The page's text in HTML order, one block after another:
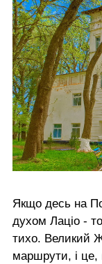
Якщо десь на
духом Лаціо -
тихо. Великий
маршрути, і це,